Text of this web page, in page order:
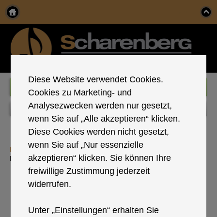
+49 (0) 2685 267
NEWS & TERMINE
Hier finden Sie immer unsere aktuellen Neuigkeiten und Termine.
06.12.2025 Golfhotel Stromberg (Duo)
26.12.2025 Kurpark-Hotel Bad Dürkheim (nicht
Diese Website verwendet Cookies.
Cookies zu Marketing- und
Analysezwecken werden nur gesetzt,
wenn Sie auf „Alle akzeptieren“ klicken.
Diese Cookies werden nicht gesetzt,
wenn Sie auf „Nur essenzielle
akzeptieren“ klicken. Sie können Ihre
freiwillige Zustimmung jederzeit
widerrufen.
Unter „Einstellungen“ erhalten Sie